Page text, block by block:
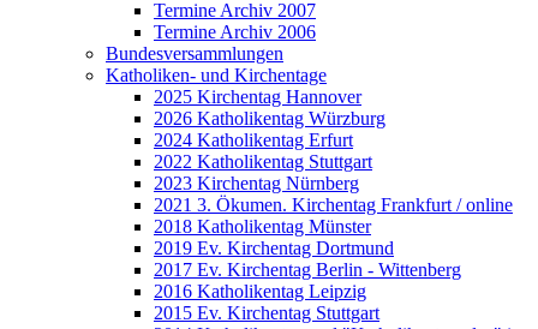
Termine Archiv 2007
Termine Archiv 2006
Bundesversammlungen
Katholiken- und Kirchentage
2025 Kirchentag Hannover
2026 Katholikentag Würzburg
2024 Katholikentag Erfurt
2022 Katholikentag Stuttgart
2023 Kirchentag Nürnberg
2021 3. Ökumen. Kirchentag Frankfurt / online
2018 Katholikentag Münster
2019 Ev. Kirchentag Dortmund
2017 Ev. Kirchentag Berlin - Wittenberg
2016 Katholikentag Leipzig
2015 Ev. Kirchentag Stuttgart